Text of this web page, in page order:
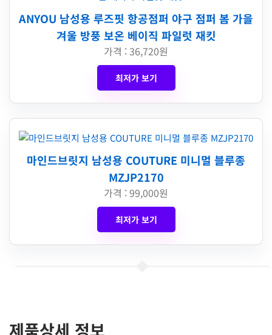
ANYOU 남성용 루즈핏 항공점퍼 야구 점퍼 봄 가을
겨울 방풍 보온 베이직 파일럿 재킷
가격 : 36,720원
최저가 보기
마인드브릿지 남성용 COUTURE 미니멀 블루종
MZJP2170
가격 : 99,000원
최저가 보기
제품상세 정보